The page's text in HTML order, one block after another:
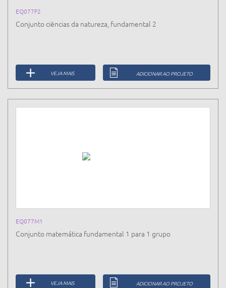
EQ077F2
Conjunto ciências da natureza, fundamental 2
VEJA MAIS ADICIONAR AO PROJETO
EQ077M1
Conjunto matemática fundamental 1 para 1 grupo
VEJA MAIS ADICIONAR AO PROJETO